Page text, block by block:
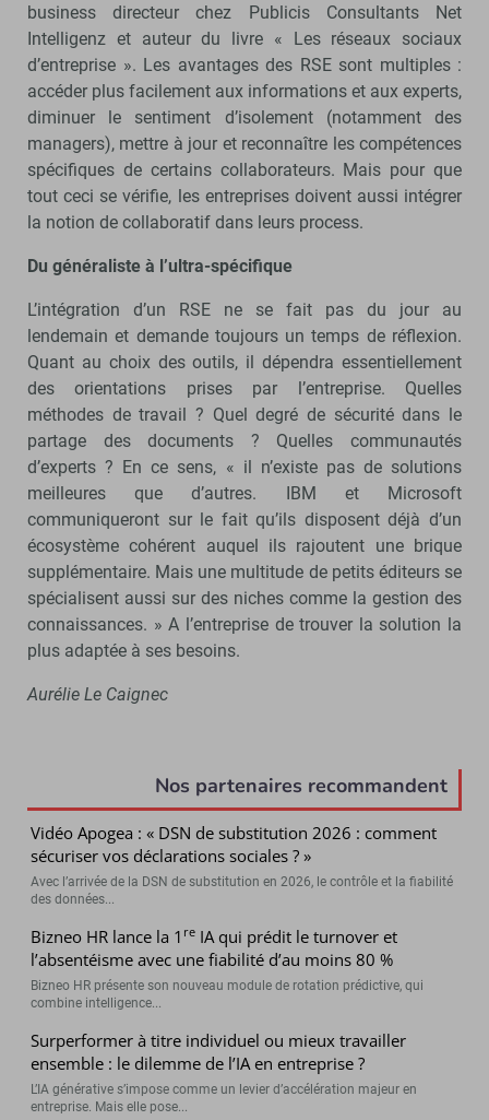
business directeur chez Publicis Consultants Net
Intelligenz et auteur du livre « Les réseaux sociaux
d’entreprise ». Les avantages des RSE sont multiples :
accéder plus facilement aux informations et aux experts,
diminuer le sentiment d’isolement (notamment des
managers), mettre à jour et reconnaître les compétences
spécifiques de certains collaborateurs. Mais pour que
tout ceci se vérifie, les entreprises doivent aussi intégrer
la notion de collaboratif dans leurs process.
Du généraliste à l’ultra-spécifique
L’intégration d’un RSE ne se fait pas du jour au
lendemain et demande toujours un temps de réflexion.
Quant au choix des outils, il dépendra essentiellement
des orientations prises par l’entreprise. Quelles
méthodes de travail ? Quel degré de sécurité dans le
partage des documents ? Quelles communautés
d’experts ? En ce sens, « il n’existe pas de solutions
meilleures que d’autres. IBM et Microsoft
communiqueront sur le fait qu’ils disposent déjà d’un
écosystème cohérent auquel ils rajoutent une brique
supplémentaire. Mais une multitude de petits éditeurs se
spécialisent aussi sur des niches comme la gestion des
connaissances. » A l’entreprise de trouver la solution la
plus adaptée à ses besoins.
Aurélie Le Caignec
Nos partenaires recommandent
Vidéo Apogea : « DSN de substitution 2026 : comment
sécuriser vos déclarations sociales ? »
Avec l’arrivée de la DSN de substitution en 2026, le contrôle et la fiabilité
des données...
Bizneo HR lance la 1 re IA qui prédit le turnover et
l’absentéisme avec une fiabilité d’au moins 80 %
Bizneo HR présente son nouveau module de rotation prédictive, qui
combine intelligence...
Surperformer à titre individuel ou mieux travailler
ensemble : le dilemme de l’IA en entreprise ?
L’IA générative s’impose comme un levier d’accélération majeur en
entreprise. Mais elle pose...